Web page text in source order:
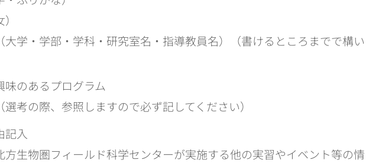
大学・学部・学科・研究室名・指導教員名）（書けるところまでで構い
味のあるプログラム
考の際、参照しますので必ず記してください）
記入
方生物圏フィールド科学センターが実施する他の実習やイベント等の情